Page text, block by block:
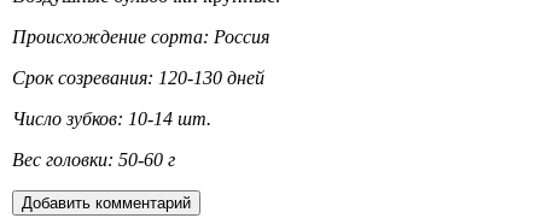
Происхождение сорта: Россия
Срок созревания: 120-130 дней
Число зубков: 10-14 шт.
Вес головки: 50-60 г